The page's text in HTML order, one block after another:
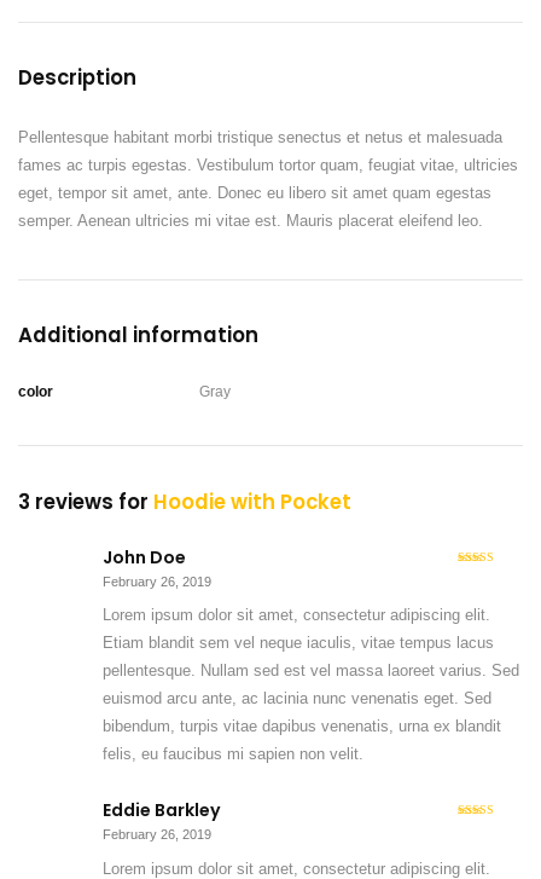
a
iDescription
Pellentesque habitant morbi tristique senectus et netus et malesuada
fames ac turpis egestas. Vestibulum tortor quam, feugiat vitae, ultricies
eget, tempor sit amet, ante. Donec eu libero sit amet quam egestas
semper. Aenean ultricies mi vitae est. Mauris placerat eleifend leo.
Additional information
color Gray
3 reviews for Hoodie with Pocket
John Doe
February 26, 2019
Lorem ipsum dolor sit amet, consectetur adipiscing elit.
Etiam blandit sem vel neque iaculis, vitae tempus lacus
pellentesque. Nullam sed est vel massa laoreet varius. Sed
euismod arcu ante, ac lacinia nunc venenatis eget. Sed
bibendum, turpis vitae dapibus venenatis, urna ex blandit
felis, eu faucibus mi sapien non velit.
Eddie Barkley
February 26, 2019
Lorem ipsum dolor sit amet, consectetur adipiscing elit.